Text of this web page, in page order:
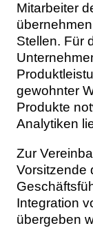
Mitarbeiter
Stellen. Für
gewohnter
Produkte
Analytiken
Zur
Vorsitzende
Integration
übergeben